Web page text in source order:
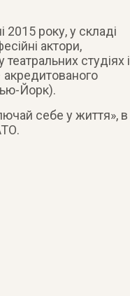
року, у складі
актори,
студіях і
акредитованого
Йорк).
себе у життя», в